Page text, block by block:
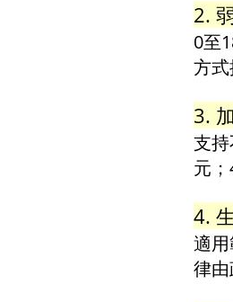
2.
0至
方
3.
支
元
4.
適
律